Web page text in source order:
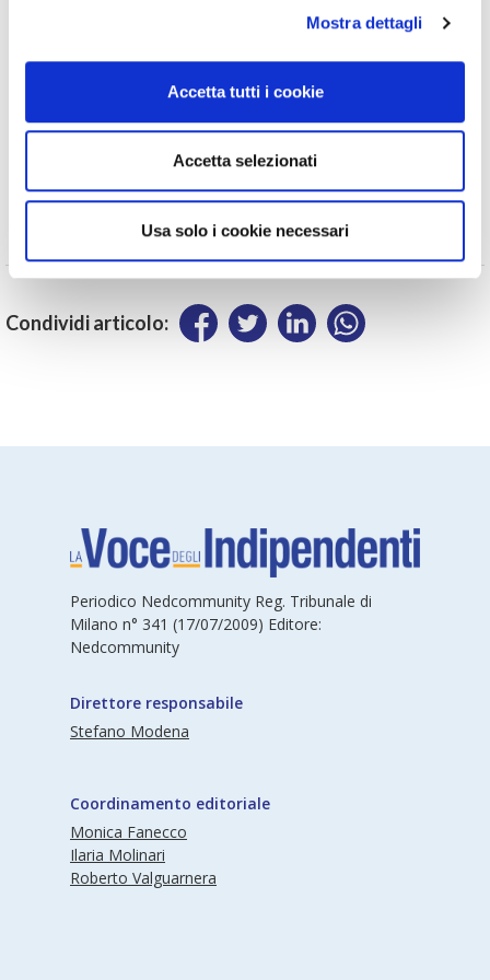
Mostra dettagli
Accetta tutti i cookie
Accetta selezionati
Usa solo i cookie necessari
avanti sulla digitalizzazione e valorizzazione del capitale
umano. Il pubblico in questo momento è prezioso, ma
non deve sostituirsi al privato».
buona governance covid
Condividi articolo:
Periodico Nedcommunity Reg. Tribunale di
Milano n° 341 (17/07/2009) Editore:
Nedcommunity
Direttore responsabile
Stefano Modena
Coordinamento editoriale
Monica Fanecco
Ilaria Molinari
Roberto Valguarnera